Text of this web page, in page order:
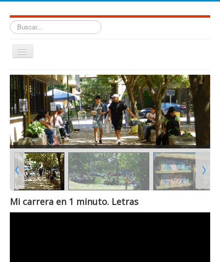
Buscar...
Cambiar
navegación
≡
Mi carrera en 1 minuto. Letras